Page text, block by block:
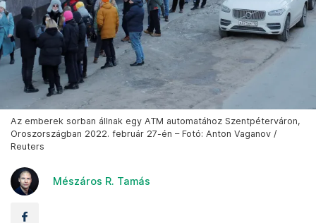
Az emberek sorban állnak egy ATM automatához Szentpéterváron,
Oroszországban 2022. február 27-én – Fotó: Anton Vaganov /
Reuters
Mészáros R. Tamás